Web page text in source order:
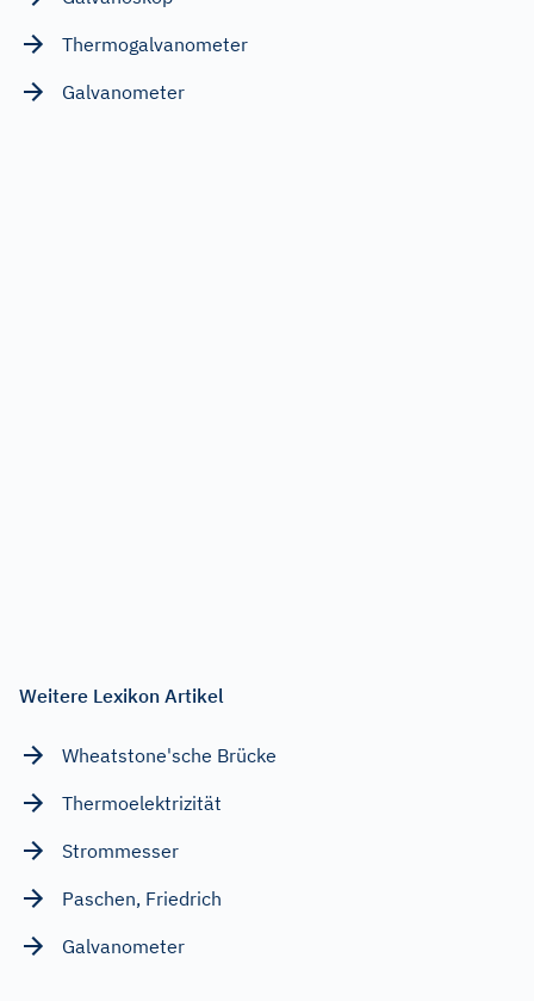
Thermogalvanometer
Galvanometer
Weitere Lexikon Artikel
Wheatstone'sche Brücke
Thermoelektrizität
Strommesser
Paschen, Friedrich
Galvanometer